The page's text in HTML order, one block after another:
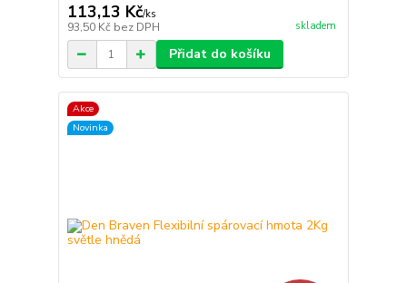
113,13 Kč/ks
93,50 Kč bez DPH skladem
Přidat do košíku
Akce
Novinka